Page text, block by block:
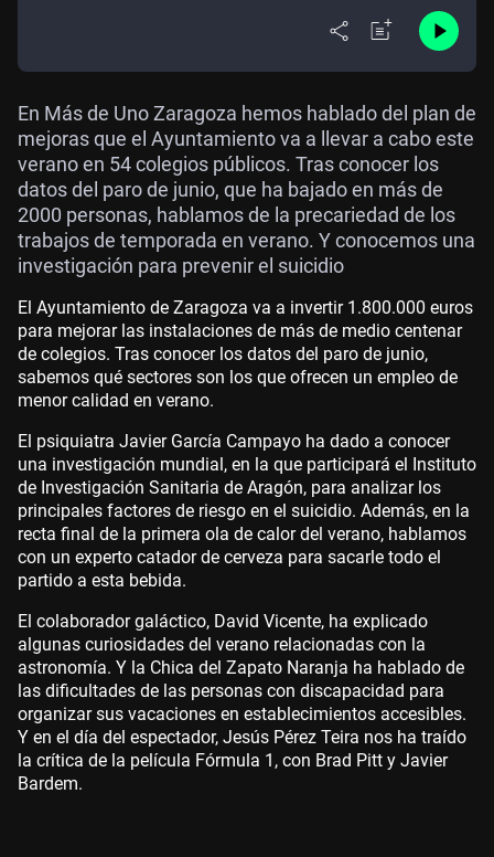
En Más de Uno Zaragoza hemos hablado del plan de
mejoras que el Ayuntamiento va a llevar a cabo este
verano en 54 colegios públicos. Tras conocer los
datos del paro de junio, que ha bajado en más de
2000 personas, hablamos de la precariedad de los
trabajos de temporada en verano. Y conocemos una
investigación para prevenir el suicidio
El Ayuntamiento de Zaragoza va a invertir 1.800.000 euros
para mejorar las instalaciones de más de medio centenar
de colegios. Tras conocer los datos del paro de junio,
sabemos qué sectores son los que ofrecen un empleo de
menor calidad en verano.
El psiquiatra Javier García Campayo ha dado a conocer
una investigación mundial, en la que participará el Instituto
de Investigación Sanitaria de Aragón, para analizar los
principales factores de riesgo en el suicidio. Además, en la
recta final de la primera ola de calor del verano, hablamos
con un experto catador de cerveza para sacarle todo el
partido a esta bebida.
El colaborador galáctico, David Vicente, ha explicado
algunas curiosidades del verano relacionadas con la
astronomía. Y la Chica del Zapato Naranja ha hablado de
las dificultades de las personas con discapacidad para
organizar sus vacaciones en establecimientos accesibles.
Y en el día del espectador, Jesús Pérez Teira nos ha traído
la crítica de la película Fórmula 1, con Brad Pitt y Javier
Bardem.